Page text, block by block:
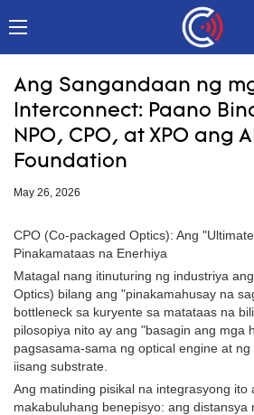
Ang Sangandaan ng
Interconnect: Paano
NPO, CPO, at XPO ang
Foundation
May 26, 2026
CPO (Co-packaged Optics): Ang
Pinakamataas na Enerhiya
Matagal nang itinuturing ng industriya
Optics) bilang ang "pinakamahusay na
bottleneck sa kuryente sa matataas na
pilosopiya nito ay ang "basagin ang mga
pagsasama-sama ng optical engine at ng
iisang substrate.
Ang matinding pisikal na integrasyong ito
makabuluhang benepisyo: ang distansya